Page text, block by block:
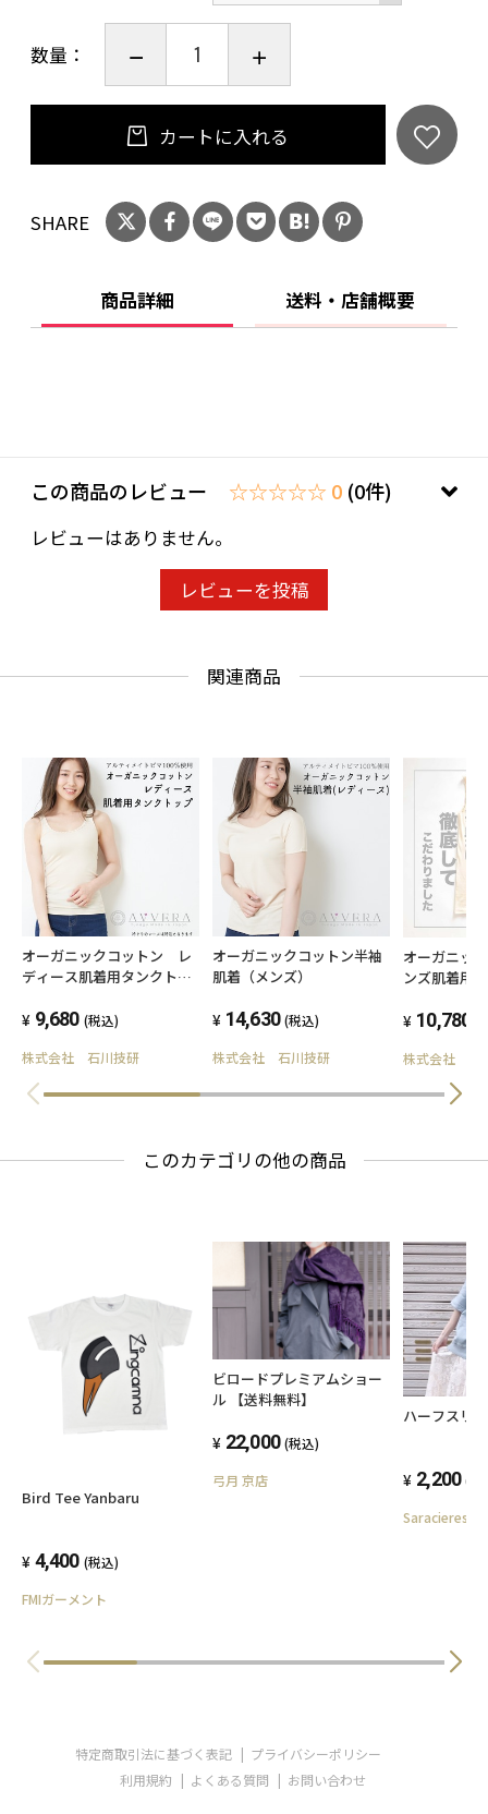
で柔らかく弾力のあるスムースニットに織り上
げた特別な生地です。
なめらかで、サラッとした肌触り感で吸収性抜
群。肌も喜ぶ、家族全員が笑顔になれる安心な
り、ストレスのない肌着となっています。
限に抑えられる肌着です。
レディースSサイズ
身巾 37㎝
身丈 60㎝
身巾 38.5㎝
レディースLサイズ
身丈 62㎝
身巾 40㎝
数量：
カートに入れる
SHARE
商品詳細 送料・店舗概要
この商品のレビュー ☆☆☆☆☆ 0 (0件)
レビューはありません。
レビューを投稿
関連商品
オーガニックコットン レ
ディース肌着用タンクトッ
9,680 (税込)
株式会社 石川技研
オーガニックコットン半袖
肌着（メンズ）
14,630 (税込)
株式会社 石川技研
オーガニッ
ンズ肌着用
10,780
株式会社 石
このカテゴリの他の商品
Bird Tee Yanbaru
4,400 (税込)
FMIガーメント
ビロードプレミアムショー
ル 【送料無料】
22,000 (税込)
弓月 京店
ハーフスリ
2,200 (税
Saracieres
特定商取引法に基づく表記
プライバシーポリシー
利用規約
よくある質問 お問い合わせ